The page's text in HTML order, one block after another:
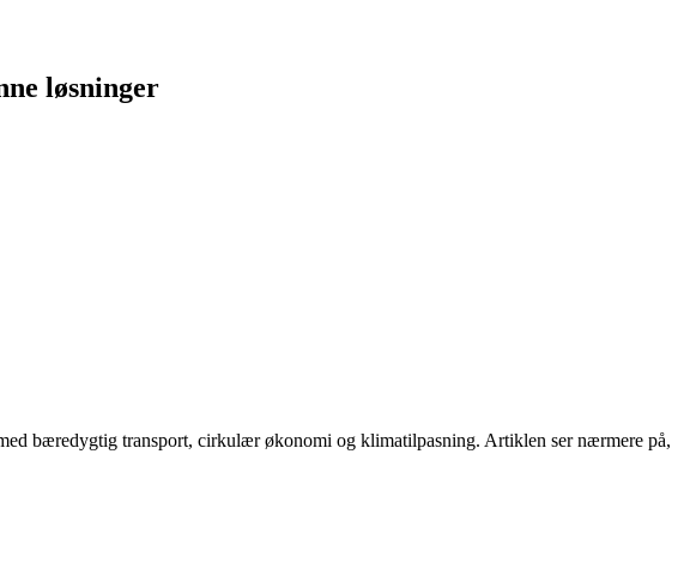
løsninger
bæredygtig transport, cirkulær økonomi og klimatilpasning. Artiklen ser nærmere på,